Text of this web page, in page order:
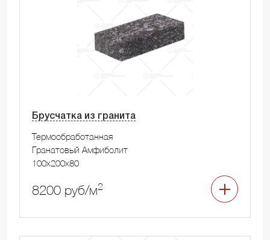
Брусчатка из гранита
Термообработанная
Гранатовый Амфиболит
100x200x80
8200 руб/м2